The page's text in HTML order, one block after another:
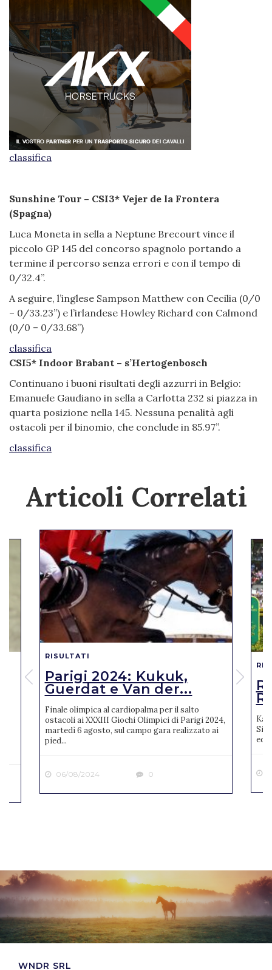
classifica
Sunshine Tour – CSI3* Vejer de la Frontera
(Spagna)
Luca Moneta in sella a Neptune Brecourt vince il
piccolo GP 145 del concorso spagnolo portando a
termine il percorso senza errori e con il tempo di
0/32.4”.
A seguire, l’inglese Sampson Matthew con Cecilia (0/0
– 0/33.23”) e l’irlandese Howley Richard con Calmond
(0/0 – 0/33.68”)
classifica
CSI5* Indoor Brabant – s’Hertogenbosch
Continuano i buoni risultati degli azzurri in Belgio:
Emanuele Gaudiano in sella a Carlotta 232 si piazza in
quarta posizione nella 145. Nessuna penalità agli
ostacoli per il binomio, che conclude in 85.97”.
classifica
Articoli Correlati
RISULTATI
Parigi 2024: Kukuk,
Guerdat e Van der...
Finale olimpica al cardiopalma per il salto
ostacoli ai XXXIII Giochi Olimpici di Parigi 2024,
martedì 6 agosto, sul campo gara realizzato ai
pied...
06/08/2024 0
WNDR SRL